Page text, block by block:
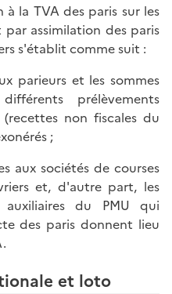
la TVA des paris sur les
assimilation des paris
s'établit comme suit :
parieurs et les sommes
prélèvements
non fiscales du
;
aux sociétés de courses
et, d'autre part, les
auxiliaires du PMU qui
des paris donnent lieu
et loto